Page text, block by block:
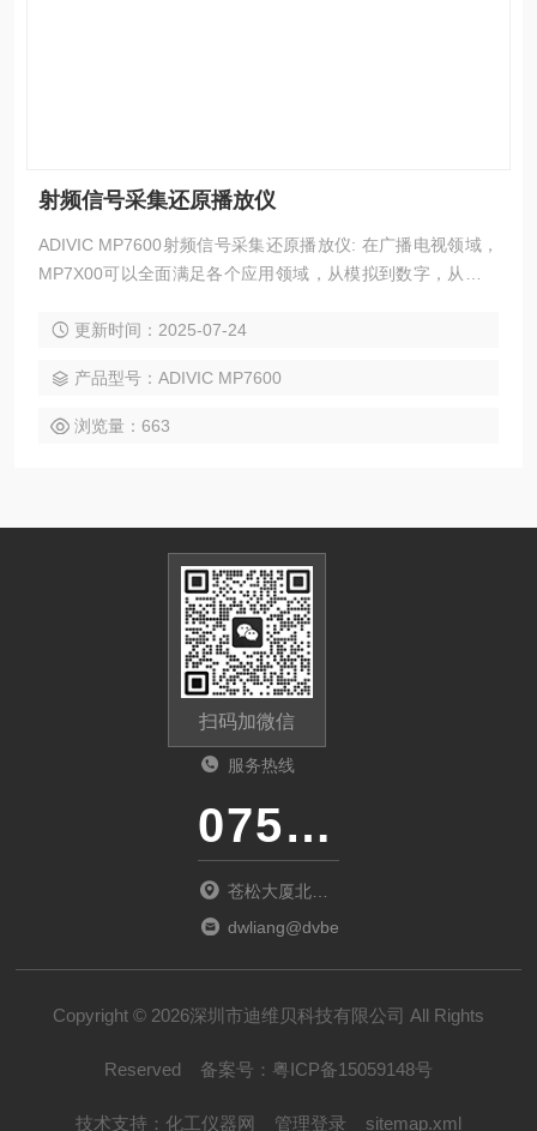
射频信号采集还原播放仪
ADIVIC MP7600射频信号采集还原播放仪: 在广播电视领域，
MP7X00可以全面满足各个应用领域，从模拟到数字，从音频
更新时间：2025-07-24
产品型号：ADIVIC MP7600
浏览量：663
扫码加微信
服务热线
0755-23481139
苍松大厦北座
1901
dwliang@dvbei.com
Copyright © 2026深圳市迪维贝科技有限公司 All Rights
Reserved 备案号： 粤ICP备15059148号
技术支持： 化工仪器网 管理登录 sitemap.xml